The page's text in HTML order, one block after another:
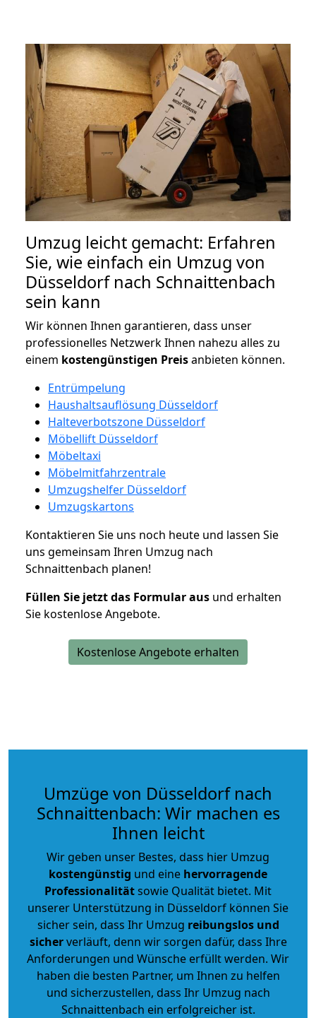
Umzug leicht gemacht: Erfahren
Sie, wie einfach ein Umzug von
Düsseldorf nach Schnaittenbach
sein kann
Wir können Ihnen garantieren, dass unser
professionelles Netzwerk Ihnen nahezu alles zu
einem kostengünstigen Preisanbieten können.
Entrümpelung
Haushaltsauflösung Düsseldorf
Halteverbotszone Düsseldorf
Möbellift Düsseldorf
Möbeltaxi
Möbelmitfahrzentrale
Umzugshelfer Düsseldorf
Umzugskartons
Kontaktieren Sie uns noch heute und lassen Sie
uns gemeinsam Ihren Umzug nach
Schnaittenbach planen!
Füllen Sie jetzt das Formular aus und erhalten
Sie kostenlose Angebote.
Kostenlose Angebote erhalten
Umzüge von Düsseldorf nach
Schnaittenbach: Wir machen es
Ihnen leicht
Wir geben unser Bestes, dass hier Umzug
kostengünstig und eine hervorragende
Professionalitätsowie Qualität bietet. Mit
unserer Unterstützung in Düsseldorf können Sie
sicher sein, dass Ihr Umzug reibungslos und
sicherverläuft, denn wir sorgen dafür, dass Ihre
Anforderungen und Wünsche erfüllt werden. Wir
haben die besten Partner, um Ihnen zu helfen
und sicherzustellen, dass Ihr Umzug nach
Schnaittenbach ein erfolgreicher ist.